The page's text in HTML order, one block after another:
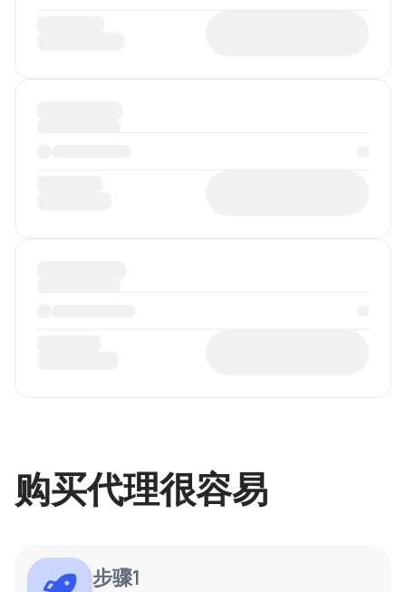
购买代理很容易
步骤1